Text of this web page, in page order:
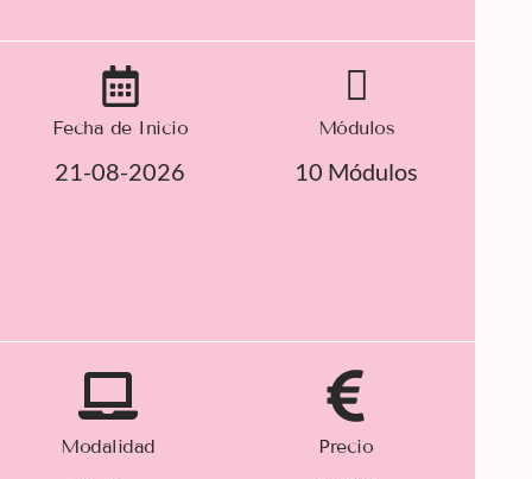
Fecha de Inicio
21-08-2026
Módulos
10 Módulos
Modalidad Precio